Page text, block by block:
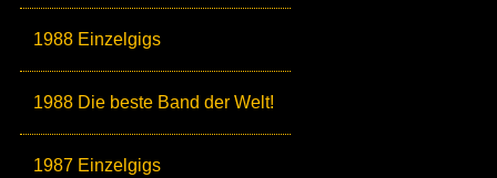
1988 Einzelgigs
1988 Die beste Band der Welt!
1987 Einzelgigs